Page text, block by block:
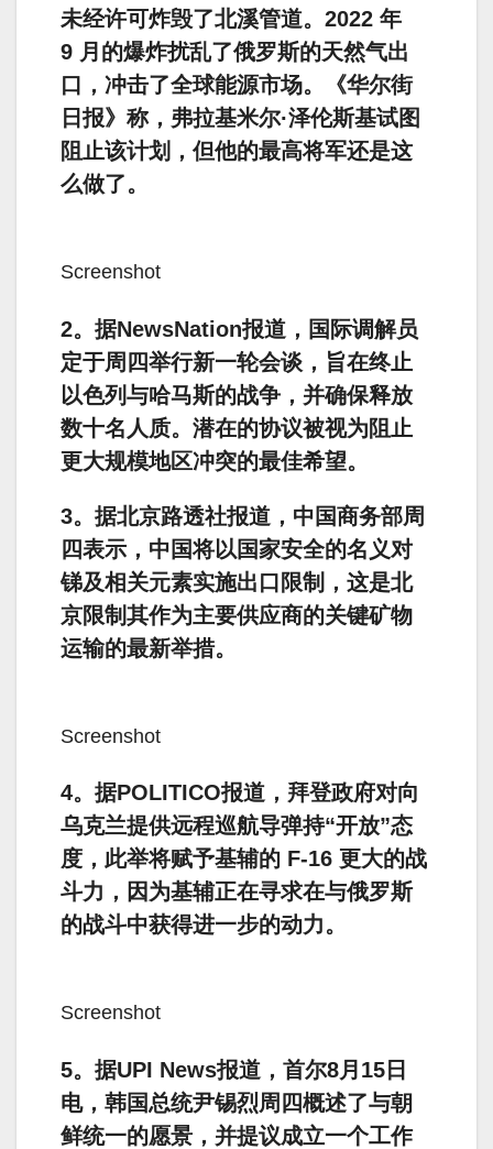
未经许可炸毁了北溪管道。2022 年
9 月的爆炸扰乱了俄罗斯的天然气出
口，冲击了全球能源市场。《华尔街
日报》称，弗拉基米尔·泽伦斯基试图
阻止该计划，但他的最高将军还是这
么做了。
Screenshot
2。据NewsNation报道，国际调解员
定于周四举行新一轮会谈，旨在终止
以色列与哈马斯的战争，并确保释放
数十名人质。潜在的协议被视为阻止
更大规模地区冲突的最佳希望。
3。据北京路透社报道，中国商务部周
四表示，中国将以国家安全的名义对
锑及相关元素实施出口限制，这是北
京限制其作为主要供应商的关键矿物
运输的最新举措。
Screenshot
4。据POLITICO报道，拜登政府对向
乌克兰提供远程巡航导弹持“开放”态
度，此举将赋予基辅的 F-16 更大的战
斗力，因为基辅正在寻求在与俄罗斯
的战斗中获得进一步的动力。
Screenshot
5。据UPI News报道，首尔8月15日
电，韩国总统尹锡烈周四概述了与朝
鲜统一的愿景，并提议成立一个工作